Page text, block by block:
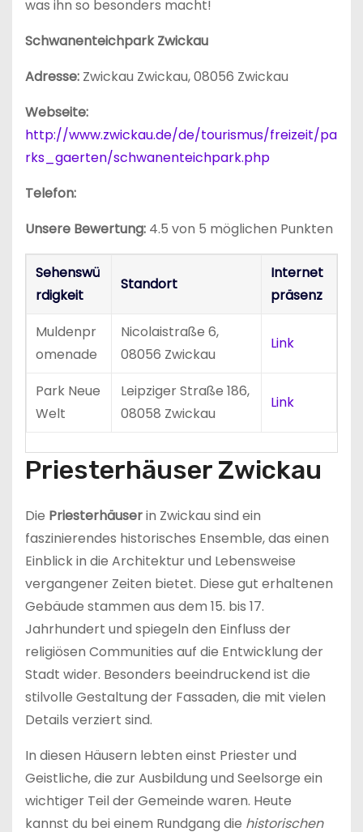
was ihn so besonders macht!
Schwanenteichpark Zwickau
Adresse: Zwickau Zwickau, 08056 Zwickau
Webseite:
http://www.zwickau.de/de/tourismus/freizeit/pa
rks_gaerten/schwanenteichpark.php
Telefon:
Unsere Bewertung: 4.5 von 5 möglichen Punkten
Sehenswü
rdigkeit
Standort
Internet
präsenz
Muldenpr
omenade
Nicolaistraße 6,
08056 Zwickau
Link
Park Neue
Welt
Leipziger Straße 186,
08058 Zwickau
Link
Priesterhäuser Zwickau
Die Priesterhäuserin Zwickau sind ein
faszinierendes historisches Ensemble, das einen
Einblick in die Architektur und Lebensweise
vergangener Zeiten bietet. Diese gut erhaltenen
Gebäude stammen aus dem 15. bis 17.
Jahrhundert und spiegeln den Einfluss der
religiösen Communities auf die Entwicklung der
Stadt wider. Besonders beeindruckend ist die
stilvolle Gestaltung der Fassaden, die mit vielen
Details verziert sind.
In diesen Häusern lebten einst Priester und
Geistliche, die zur Ausbildung und Seelsorge ein
wichtiger Teil der Gemeinde waren. Heute
kannst du bei einem Rundgang die historischen